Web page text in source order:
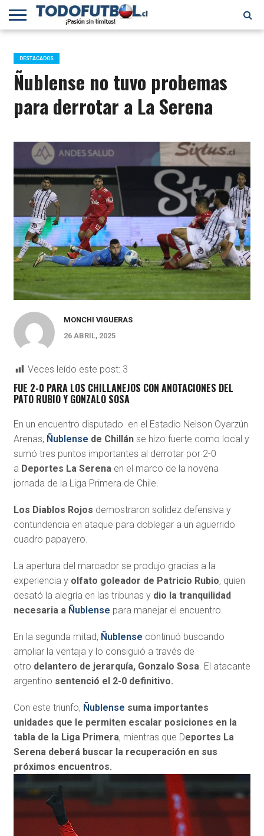
PRIMERA
B
SELECCIÓN
CHILENA
CHILENOS
EN EL
MUNDO
FÚTBOL
INTERNACIONAL
DESTACADOS
Ñublense no tuvo probemas
para derrotar a La Serena
MONCHI VIGUERAS
26 ABRIL, 2025
Veces leído este post: 3
FUE 2-0 PARA LOS CHILLANEJOS CON ANOTACIONES DEL
PATO RUBIO Y GONZALO SOSA
En un encuentro disputado en el Estadio Nelson Oyarzún
Arenas, Ñublense de Chillánse hizo fuerte como local y
sumó tres puntos importantes al derrotar por 2-0
a Deportes La Serenaen el marco de la novena
jornada de la Liga Primera de Chile.
Los Diablos Rojos demostraron solidez defensiva y
contundencia en ataque para doblegar a un aguerrido
cuadro papayero.
La apertura del marcador se produjo gracias a la
experiencia y olfato goleador de Patricio Rubio, quien
desató la alegría en las tribunas ydio la tranquilidad
necesaria a Ñublense para manejar el encuentro.
En la segunda mitad, Ñublense continuó buscando
ampliar la ventaja y lo consiguió a través de
otro delantero de jerarquía, Gonzalo Sosa. El atacante
argentino sentenció el 2-0 definitivo.
Con este triunfo, Ñublense suma importantes
unidades que le permiten escalar posiciones en la
tabla de la Liga Primera, mientras que Deportes La
Serena deberá buscar la recuperación en sus
próximos encuentros.